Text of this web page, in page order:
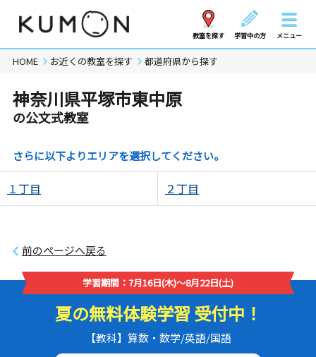
教室を探す 学習中の方 メニュー
HOME お近くの教室を探す 都道府県から探す
神奈川県平塚市東中原
の公文式教室
さらに以下よりエリアを選択してください。
１丁目 ２丁目
前のページへ戻る
学習期間：7月16日(木)～8月22日(土)
夏の無料体験学習 受付中！
【教科】算数・数学/英語/国語